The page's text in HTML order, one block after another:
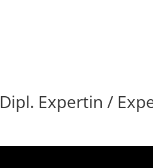
Dipl. Expertin /